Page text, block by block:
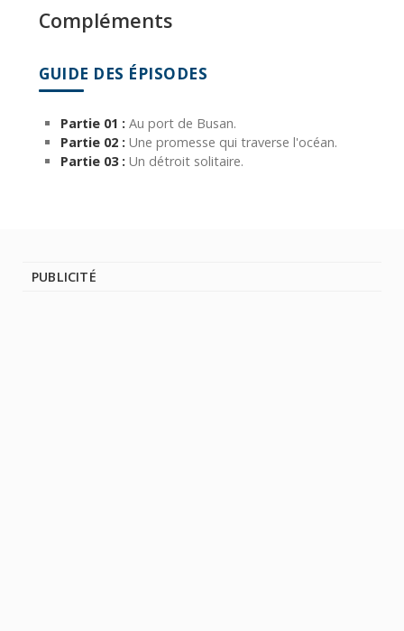
Compléments
GUIDE DES ÉPISODES
Partie 01 : Au port de Busan.
Partie 02 : Une promesse qui traverse l'océan.
Partie 03 : Un détroit solitaire.
PUBLICITÉ